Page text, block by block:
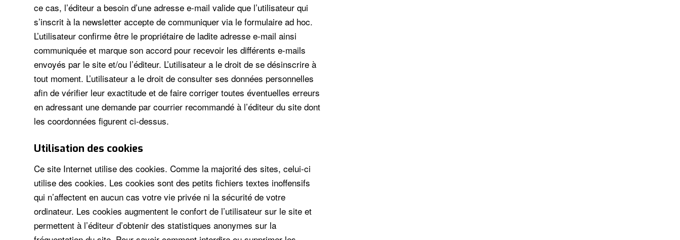
ce cas, l’éditeur a besoin d’une adresse e-mail valide que l’utilisateur qui
s’inscrit à la newsletter accepte de communiquer via le formulaire ad hoc.
L’utilisateur confirme être le propriétaire de ladite adresse e-mail ainsi
communiquée et marque son accord pour recevoir les différents e-mails
envoyés par le site et/ou l’éditeur. L’utilisateur a le droit de se désinscrire à
tout moment. L’utilisateur a le droit de consulter ses données personnelles
afin de vérifier leur exactitude et de faire corriger toutes éventuelles erreurs
en adressant une demande par courrier recommandé à l’éditeur du site dont
les coordonnées figurent ci-dessus.
Utilisation des cookies
Ce site Internet utilise des cookies. Comme la majorité des sites, celui-ci
utilise des cookies. Les cookies sont des petits fichiers textes inoffensifs
qui n’affectent en aucun cas votre vie privée ni la sécurité de votre
ordinateur. Les cookies augmentent le confort de l’utilisateur sur le site et
permettent à l’éditeur d’obtenir des statistiques anonymes sur la